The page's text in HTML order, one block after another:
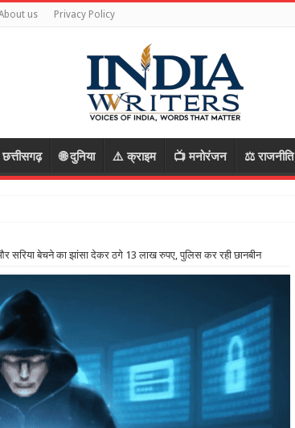
us Privacy Policy
🌐 दुनिया ⚠️ क्राइम 📺 मनोरंजन ⚖️ राजनीति
बेचने का झांसा देकर ठगे 13 लाख रुपए, पुलिस कर रही छानबीन